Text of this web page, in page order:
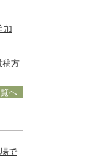
加
稿方
へ
で